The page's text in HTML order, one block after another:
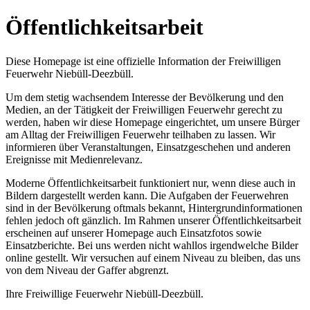
Öffentlichkeitsarbeit
Diese Homepage ist eine offizielle Information der Freiwilligen
Feuerwehr Niebüll-Deezbüll.
Um dem stetig wachsendem Interesse der Bevölkerung und den
Medien, an der Tätigkeit der Freiwilligen Feuerwehr gerecht zu
werden, haben wir diese Homepage eingerichtet, um unsere Bürger
am Alltag der Freiwilligen Feuerwehr teilhaben zu lassen. Wir
informieren über Veranstaltungen, Einsatzgeschehen und anderen
Ereignisse mit Medienrelevanz.
Moderne Öffentlichkeitsarbeit funktioniert nur, wenn diese auch in
Bildern dargestellt werden kann. Die Aufgaben der Feuerwehren
sind in der Bevölkerung oftmals bekannt, Hintergrundinformationen
fehlen jedoch oft gänzlich. Im Rahmen unserer Öffentlichkeitsarbeit
erscheinen auf unserer Homepage auch Einsatzfotos sowie
Einsatzberichte. Bei uns werden nicht wahllos irgendwelche Bilder
online gestellt. Wir versuchen auf einem Niveau zu bleiben, das uns
von dem Niveau der Gaffer abgrenzt.
Ihre Freiwillige Feuerwehr Niebüll-Deezbüll.